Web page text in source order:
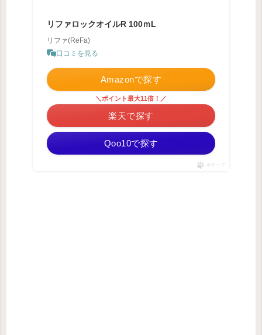
リファロックオイルR 100ｍL
リファ(ReFa)
口コミを見る
Amazonで探す
＼ポイント最大11倍！／
楽天で探す
Qoo10で探す
ポチップ